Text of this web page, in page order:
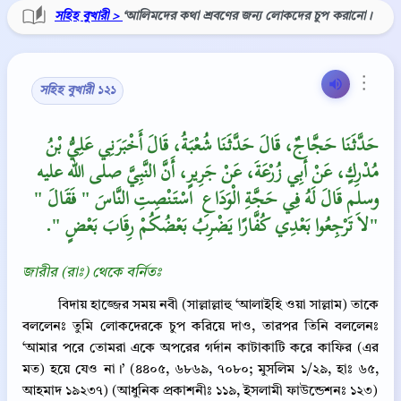
সহিহ বুখারী > ‘আলিমদের কথা শ্রবণের জন্য লোকদের চুপ করানো।
⋮
সহিহ বুখারী ১২১
حَدَّثَنَا حَجَّاجٌ، قَالَ حَدَّثَنَا شُعْبَةُ، قَالَ أَخْبَرَنِي عَلِيُّ بْنُ
مُدْرِكٍ، عَنْ أَبِي زُرْعَةَ، عَنْ جَرِيرٍ، أَنَّ النَّبِيَّ صلى الله عليه
وسلم قَالَ لَهُ فِي حَجَّةِ الْوَدَاعِ ‏‏ اسْتَنْصِتِ النَّاسَ ‏"‏ فَقَالَ ‏"‏
لاَ تَرْجِعُوا بَعْدِي كُفَّارًا يَضْرِبُ بَعْضُكُمْ رِقَابَ بَعْضٍ ‏"‏‏.‏"
জারীর (রাঃ) থেকে বর্নিতঃ
বিদায় হাজ্জের সময় নবী (সাল্লাল্লাহু ‘আলাইহি ওয়া সাল্লাম) তাকে
বললেনঃ তুমি লোকদেরকে চুপ করিয়ে দাও, তারপর তিনি বললেনঃ
‘আমার পরে তোমরা একে অপরের গর্দান কাটাকাটি করে কাফির (এর
মত) হয়ে যেও না।’ (৪৪০৫, ৬৮৬৯, ৭০৮০; মুসলিম ১/২৯, হাঃ ৬৫,
আহমাদ ১৯২৩৭) (আধুনিক প্রকাশনীঃ ১১৯, ইসলামী ফাউন্ডেশনঃ ১২৩)